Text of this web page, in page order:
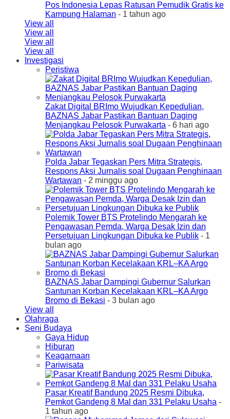
Pos Indonesia Lepas Ratusan Pemudik Gratis ke
Kampung Halaman - 1 tahun ago
View all
View all
View all
View all
Investigasi
Peristiwa
Zakat Digital BRImo Wujudkan Kepedulian,
BAZNAS Jabar Pastikan Bantuan Daging
Menjangkau Pelosok Purwakarta - 6 hari ago
Polda Jabar Tegaskan Pers Mitra Strategis,
Respons Aksi Jurnalis soal Dugaan Penghinaan
Wartawan - 2 minggu ago
Polemik Tower BTS Protelindo Mengarah ke
Pengawasan Pemda, Warga Desak Izin dan
Persetujuan Lingkungan Dibuka ke Publik - 1
bulan ago
BAZNAS Jabar Dampingi Gubernur Salurkan
Santunan Korban Kecelakaan KRL–KA Argo
Bromo di Bekasi - 3 bulan ago
View all
Olahraga
Seni Budaya
Gaya Hidup
Hiburan
Keagamaan
Pariwisata
Pasar Kreatif Bandung 2025 Resmi Dibuka,
Pemkot Gandeng 8 Mal dan 331 Pelaku Usaha -
1 tahun ago